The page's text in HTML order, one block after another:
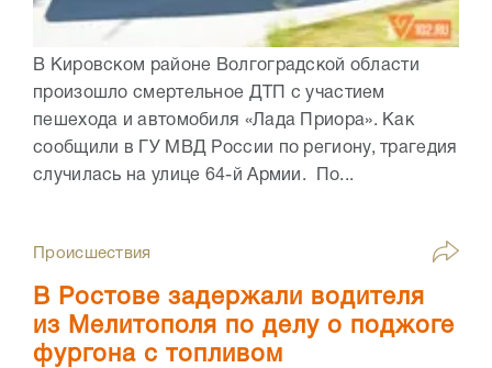
В Кировском районе Волгоградской области
произошло смертельное ДТП с участием
пешехода и автомобиля «Лада Приора». Как
сообщили в ГУ МВД России по региону, трагедия
случилась на улице 64-й Армии. По...
Происшествия
В Ростове задержали водителя
из Мелитополя по делу о поджоге
фургона с топливом